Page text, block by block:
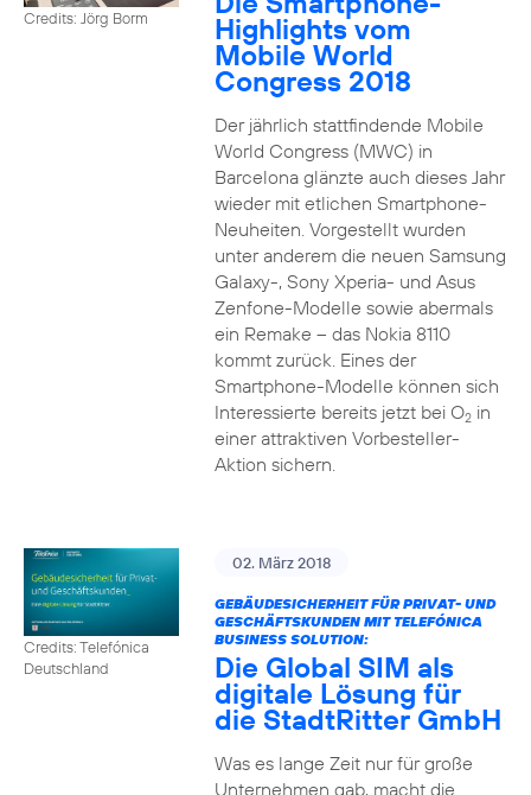
Credits: Jörg Borm Highlights vom
Mobile World
Congress 2018
Der jährlich stattfindende Mobile
World Congress (MWC) in
Barcelona glänzte auch dieses Jahr
wieder mit etlichen Smartphone-
Neuheiten. Vorgestellt wurden
unter anderem die neuen Samsung
Galaxy-, Sony Xperia- und Asus
Zenfone-Modelle sowie abermals
ein Remake – das Nokia 8110
kommt zurück. Eines der
Smartphone-Modelle können sich
Interessierte bereits jetzt bei O2in
einer attraktiven Vorbesteller-
Aktion sichern.
Credits: Telefónica
Deutschland
02. März 2018
GEBÄUDESICHERHEIT FÜR PRIVAT- UND
GESCHÄFTSKUNDEN MIT TELEFÓNICA
BUSINESS SOLUTION:
Die Global SIM als
digitale Lösung für
die StadtRitter GmbH
Was es lange Zeit nur für große
Unternehmen gab, macht die